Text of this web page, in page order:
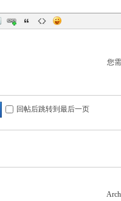
您
回帖后跳转到最后一页